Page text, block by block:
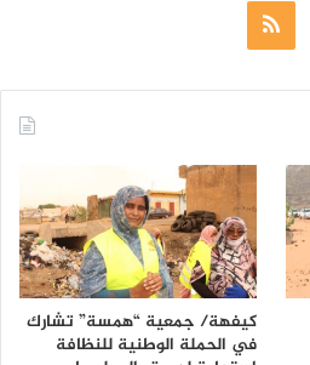
ملخص
كيفهة/ جمعية “همسة” تشارك
في الحملة الوطنية للنظافة